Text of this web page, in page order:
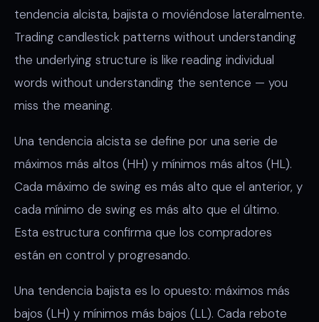
tendencia alcista, bajista o moviéndose lateralmente.
Trading candlestick patterns without understanding
the underlying structure is like reading individual
words without understanding the sentence — you
miss the meaning.
Una tendencia alcista se define por una serie de
máximos más altos (HH) y mínimos más altos (HL).
Cada máximo de swing es más alto que el anterior, y
cada mínimo de swing es más alto que el último.
Esta estructura confirma que los compradores
están en control y progresando.
Una tendencia bajista es lo opuesto: máximos más
bajos (LH) y mínimos más bajos (LL). Cada rebote